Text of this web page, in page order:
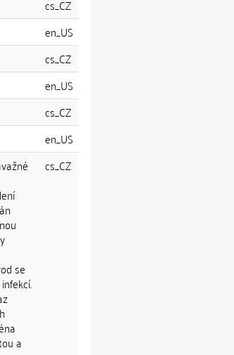
cs_CZ
en_US
cs_CZ
en_US
cs_CZ
en_US
se
a
cs_CZ